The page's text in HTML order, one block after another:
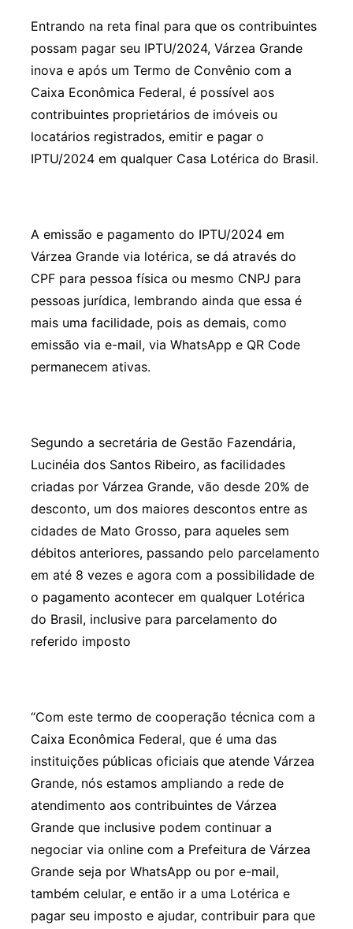
Entrando na reta final para que os contribuintes
possam pagar seu IPTU/2024, Várzea Grande
inova e após um Termo de Convênio com a
Caixa Econômica Federal, é possível aos
contribuintes proprietários de imóveis ou
locatários registrados, emitir e pagar o
IPTU/2024 em qualquer Casa Lotérica do Brasil.
A emissão e pagamento do IPTU/2024 em
Várzea Grande via lotérica, se dá através do
CPF para pessoa física ou mesmo CNPJ para
pessoas jurídica, lembrando ainda que essa é
mais uma facilidade, pois as demais, como
emissão via e-mail, via WhatsApp e QR Code
permanecem ativas.
Segundo a secretária de Gestão Fazendária,
Lucinéia dos Santos Ribeiro, as facilidades
criadas por Várzea Grande, vão desde 20% de
desconto, um dos maiores descontos entre as
cidades de Mato Grosso, para aqueles sem
débitos anteriores, passando pelo parcelamento
em até 8 vezes e agora com a possibilidade de
o pagamento acontecer em qualquer Lotérica
do Brasil, inclusive para parcelamento do
referido imposto
“Com este termo de cooperação técnica com a
Caixa Econômica Federal, que é uma das
instituições públicas oficiais que atende Várzea
Grande, nós estamos ampliando a rede de
atendimento aos contribuintes de Várzea
Grande que inclusive podem continuar a
negociar via online com a Prefeitura de Várzea
Grande seja por WhatsApp ou por e-mail,
também celular, e então ir a uma Lotérica e
pagar seu imposto e ajudar, contribuir para que